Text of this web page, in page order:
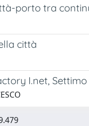
porto tra
città
I.net,